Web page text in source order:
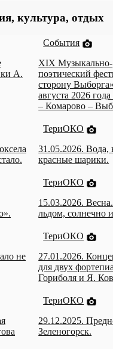
культура, отдых
А.
События
XIX Музыкально-
поэтический
сторону
августа 2026
– Комарово –
ТериОКО
31.05.2026. Вода,
красные шарики.
ТериОКО
15.03.2026.
льдом, солнечно
не
ТериОКО
27.01.2026.
для двух
Гориболя и Я.
ТериОКО
29.12.2025.
Зеленогорск.